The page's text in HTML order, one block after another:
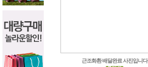
근조화환 배달완료 사진입니다